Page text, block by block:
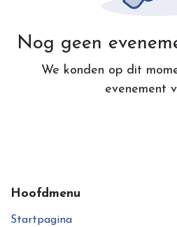
Nog geen
We konden op dit
evenement
Hoofdmenu
Startpagina